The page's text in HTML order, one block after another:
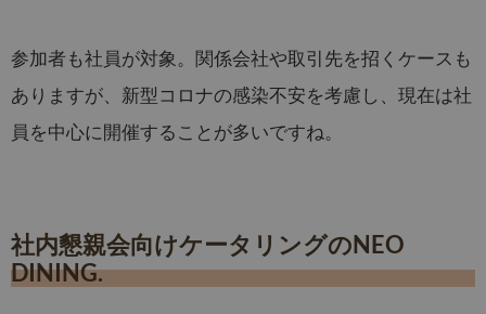
参加者も社員が対象。関係会社や取引先を招くケースも
ありますが、新型コロナの感染不安を考慮し、現在は社
員を中心に開催することが多いですね。
社内懇親会向けケータリングのNEO
DINING.